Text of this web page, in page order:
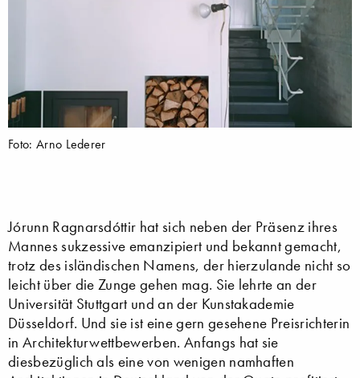
Foto: Arno Lederer
Jórunn Ragnarsdóttir hat sich neben der Präsenz ihres
Mannes sukzessive emanzipiert und bekannt gemacht,
trotz des isländischen Namens, der hierzulande nicht so
leicht über die Zunge gehen mag. Sie lehrte an der
Universität Stuttgart und an der Kunstakademie
Düsseldorf. Und sie ist eine gern gesehene Preisrichterin
in Architekturwettbewerben. Anfangs hat sie
diesbezüglich als eine von wenigen namhaften